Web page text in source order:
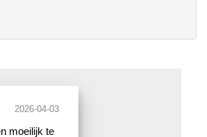
2026-04-03
moeilijk te